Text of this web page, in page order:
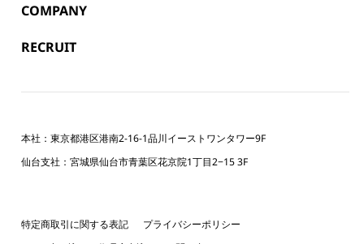
COMPANY
RECRUIT
本社：東京都港区港南2-16-1品川イーストワンタワー9F
仙台支社：宮城県仙台市青葉区花京院1丁目2−15 3F
特定商取引に関する表記
プライバシーポリシー